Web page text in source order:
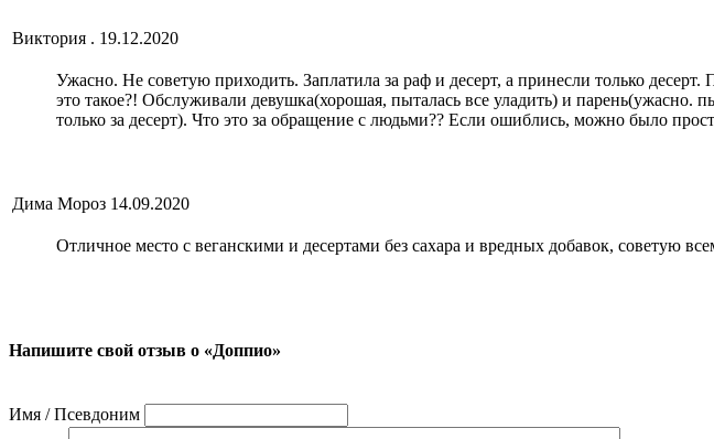
Виктория . 19.12.2020
Ужасно. Не советую приходить. Заплатила за раф и десерт, а принесли только
это такое?! Обслуживали девушка(хорошая, пыталась все уладить) и парень(ужасно.
только за десерт). Что это за обращение с людьми?? Если ошиблись, можно было
Дима Мороз 14.09.2020
Отличное место с веганскими и десертами без сахара и вредных добавок, советую
Напишите свой отзыв о «Доппио»
Имя / Псевдоним